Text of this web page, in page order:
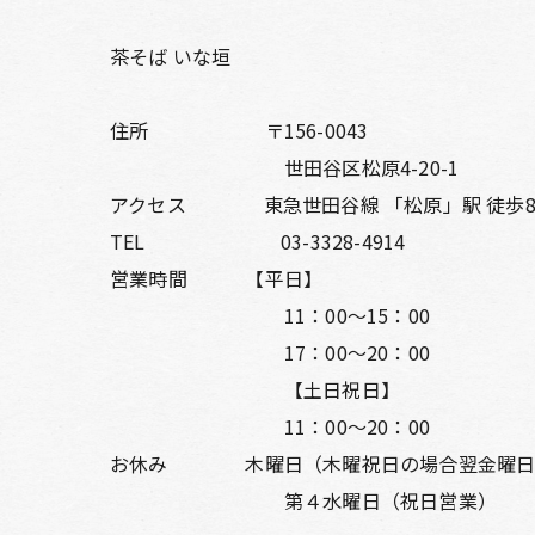
茶そば いな垣
住所 〒156-0043
世田谷区松原4-20-1
アクセス 東急世田谷線 「松原」駅 徒歩
TEL 03-3328-4914
営業時間 【平日】
11：00～15：00
17：00～20：00
【土日祝日】
11：00～20：00
お休み 木曜日（木曜祝日の場合翌金曜
第４水曜日（祝日営業）